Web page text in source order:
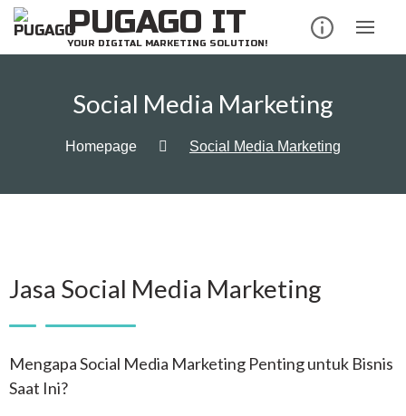
PUGAGO IT
YOUR DIGITAL MARKETING SOLUTION!
Social Media Marketing
Homepage Social Media Marketing
Jasa Social Media Marketing
Mengapa Social Media Marketing Penting untuk Bisnis
Saat Ini?